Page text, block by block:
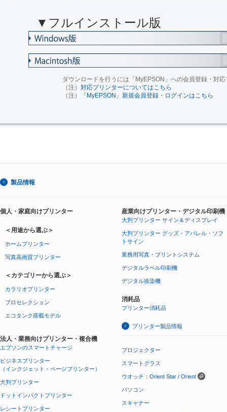
▼フルインストール版
ダウンロードを行うには「MyEPSON」への会員登録・対
（注） 対応プリンターについてはこちら
（注）
「MyEPSON」新規会員登録・ログインはこちら
製品情報
個人・家庭向けプリンター
＜用途から選ぶ＞
ホームプリンター
写真高画質プリンター
＜カテゴリーから選ぶ＞
カラリオプリンター
プロセレクション
エコタンク搭載モデル
法人・業務向けプリンター・複合機
エプソンのスマートチャージ
ビジネスプリンター
（インクジェット・ページプリンター）
大判プリンター
ドットインパクトプリンター
レシートプリンター
産業向けプリンター・デジタル印刷機
大判プリンター サイン＆ディスプレイ
大判プリンター グッズ・アパレル・ソフ
トサイン
業務用写真・プリントシステム
デジタルラベル印刷機
デジタル捺染機
消耗品
プリンター消耗品
プリンター製品情報
プロジェクター
スマートグラス
ウオッチ：Orient Star / Orient
パソコン
スキャナー